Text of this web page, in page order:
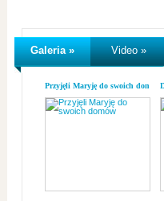
Galeria » Video »
Przyjęli Maryję do swoich domów